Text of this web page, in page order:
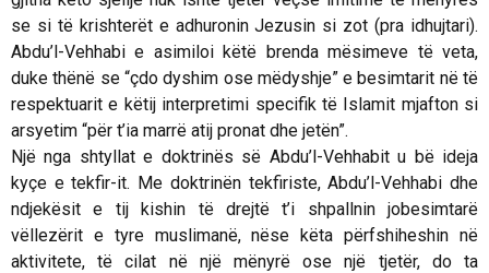
se si të krishterët e adhuronin Jezusin si zot (pra idhujtari).
Abdu’l-Vehhabi e asimiloi këtë brenda mësimeve të veta,
duke thënë se “çdo dyshim ose mëdyshje” e besimtarit në të
respektuarit e këtij interpretimi specifik të Islamit mjafton si
arsyetim “për t’ia marrë atij pronat dhe jetën”.
Një nga shtyllat e doktrinës së Abdu’l-Vehhabit u bë ideja
kyçe etekfir-it. Me doktrinën tekfiriste, Abdu’l-Vehhabi dhe
ndjekësit e tij kishin të drejtë t’i shpallnin jobesimtarë
vëllezërit e tyre muslimanë, nëse këta përfshiheshin në
aktivitete, të cilat në një mënyrë ose një tjetër, do ta